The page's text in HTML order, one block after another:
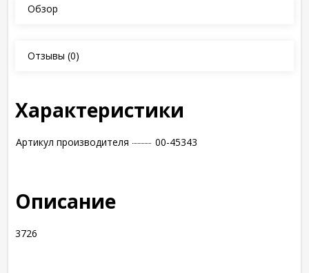
Обзор
Отзывы (0)
Характеристики
Артикул производителя 00-45343
Описание
3726